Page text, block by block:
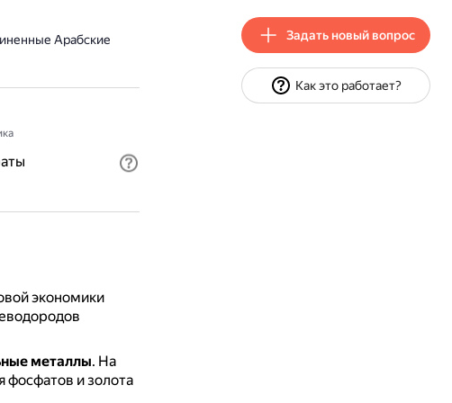
Арабские
экономики
металлы. На
и золота
Задать новый вопрос
Как это работает?